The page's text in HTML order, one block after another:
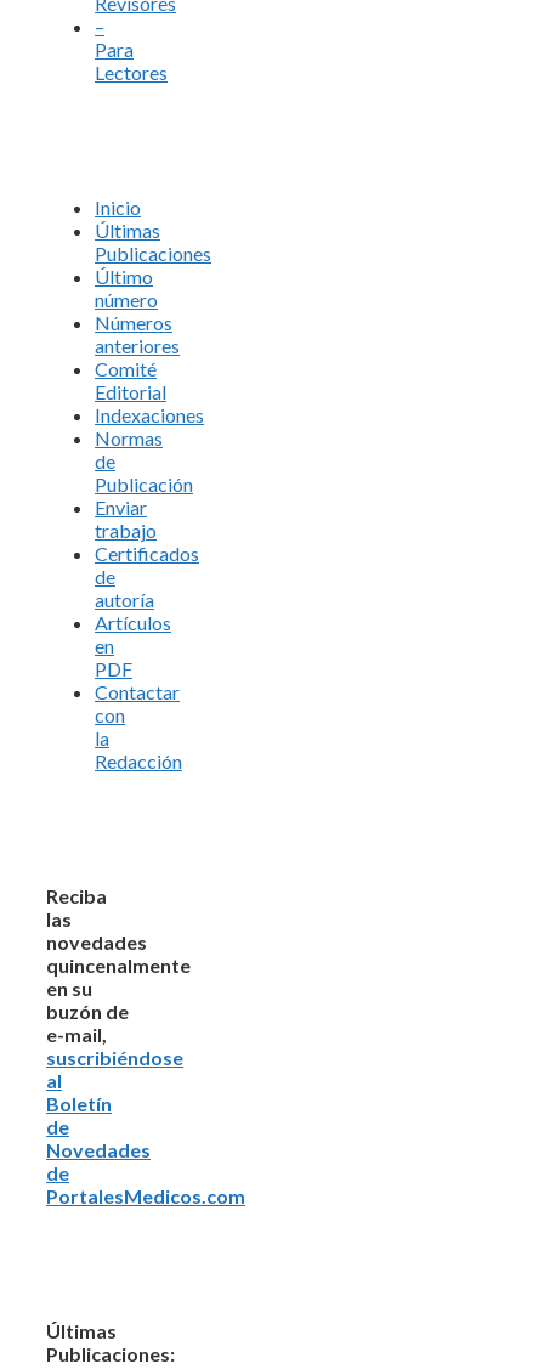
–
Para
Lectores
Inicio
Últimas
Publicaciones
Último
número
Números
anteriores
Comité
Editorial
Indexaciones
Normas
de
Publicación
Enviar
trabajo
Certificados
de
autoría
Artículos
en
PDF
Contactar
con
la
Redacción
Reciba
las
novedades
quincenalmente
en su
buzón de
e-mail,
suscribiéndose
al
Boletín
de
Novedades
de
PortalesMedicos.com
Últimas
Publicaciones: